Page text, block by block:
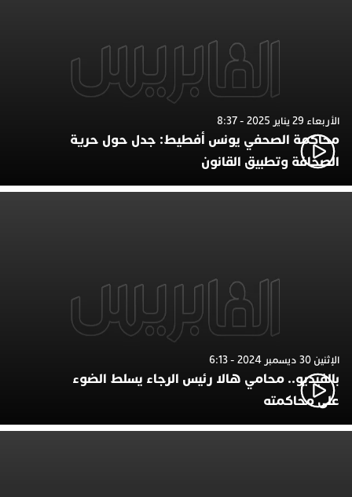
الأربعاء 29 يناير 2025 - 8:37
محاكمة الصحفي يونس أفطيط: جدل حول حرية
الصحافة وتطبيق القانون
الإثنين 30 ديسمبر 2024 - 6:13
بالفيديو.. محامي هالا رئيس الرجاء يسلط الضوء
على محاكمته